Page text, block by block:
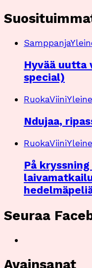
Samppanja
Hyvää uutta
special)
RuokaViini
Ndujaa,
RuokaViini
På
Seuraa
Avainsanat